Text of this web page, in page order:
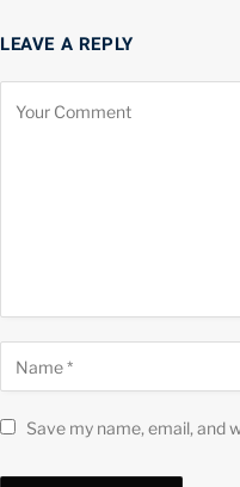
LEAVE A REPLY
Save my name, email, and